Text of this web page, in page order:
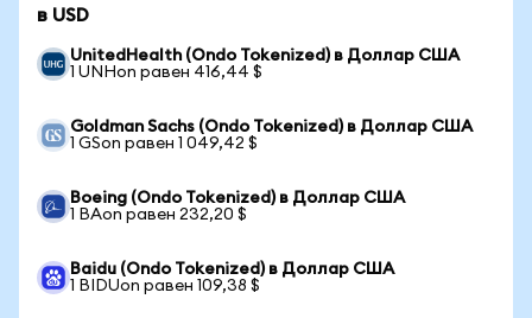
в USD
UnitedHealth (Ondo Tokenized) в Доллар США
1 UNHon равен 416,44 $
Goldman Sachs (Ondo Tokenized) в Доллар США
1 GSon равен 1 049,42 $
Boeing (Ondo Tokenized) в Доллар США
1 BAon равен 232,20 $
Baidu (Ondo Tokenized) в Доллар США
1 BIDUon равен 109,38 $